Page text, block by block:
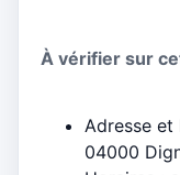
À vérifier sur
Adresse et
04000